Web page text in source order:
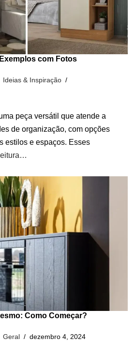
com Fotos
Ideias & Inspiração
peça versátil que atende a
de organização, com opções
estilos e espaços. Esses
Como Começar?
Geral dezembro 4, 2024